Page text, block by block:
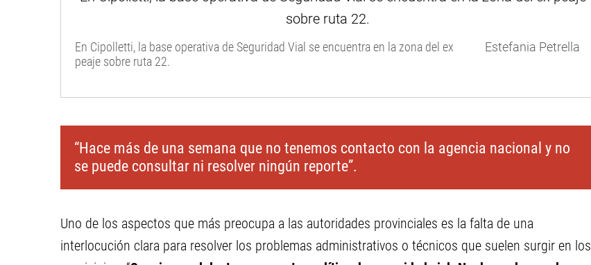
En Cipolletti, la base operativa de Seguridad Vial se encuentra en la zona del ex
peaje sobre ruta 22.
Estefania Petrella
“Hace más de una semana que no tenemos contacto con la agencia nacional y no
se puede consultar ni resolver ningún reporte”.
Uno de los aspectos que más preocupa a las autoridades provinciales es la falta de una
interlocución clara para resolver los problemas administrativos o técnicos que suelen surgir en los